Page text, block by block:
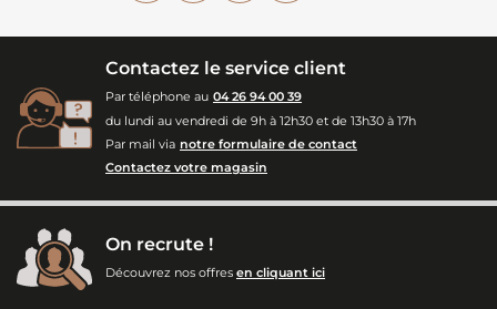
Contactez le service client
Par téléphone au 04 26 94 00 39
du lundi au vendredi de 9h à 12h30 et de 13h30 à 17h
Par mail via notre formulaire de contact
Contactez votre magasin
On recrute !
Découvrez nos offres en cliquant ici